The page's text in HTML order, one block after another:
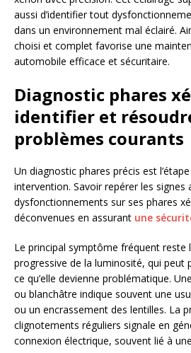
aussi d’identifier tout
dans un environnement mal éclairé.
choisi et complet favorise une
automobile efficace et sécuritaire.
Diagnostic phares
identifier et
problèmes courants
Un diagnostic phares précis est
intervention. Savoir repérer les signes
dysfonctionnements sur ses phares
déconvenues en assurant une
Le principal symptôme fréquent reste
progressive de la luminosité, qui peut
ce qu’elle devienne problématique.
ou blanchâtre indique souvent une
ou un encrassement des lentilles. La
clignotements réguliers signale en
connexion électrique, souvent lié à